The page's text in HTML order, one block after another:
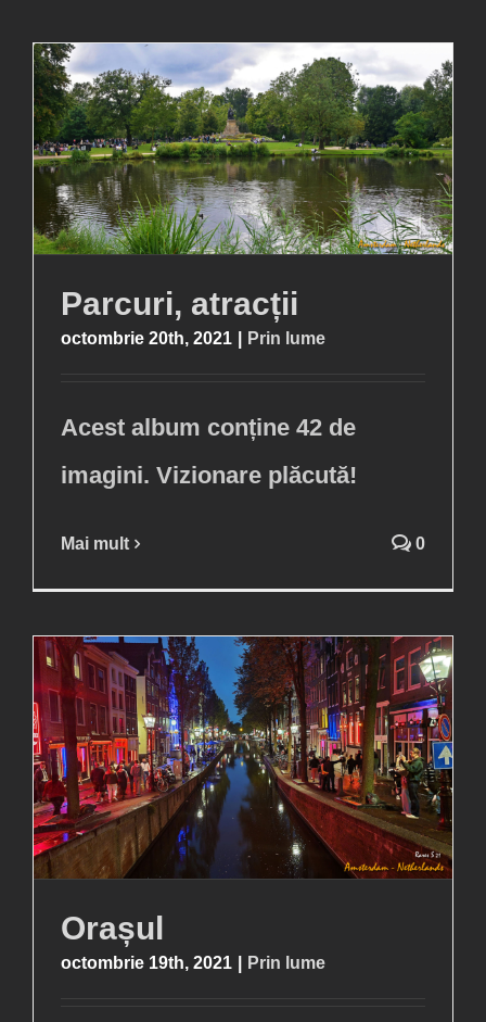
Parcuri, atracții
octombrie 20th, 2021 Prin lume
Acest album conține 42 de
imagini. Vizionare plăcută!
Mai mult 0
Orașul
octombrie 19th, 2021 Prin lume